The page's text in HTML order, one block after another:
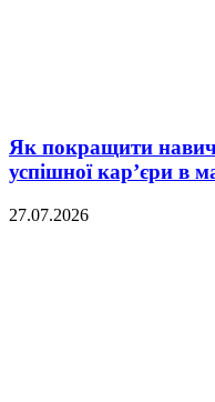
Як покращити
успішної кар’єри в
27.07.2026